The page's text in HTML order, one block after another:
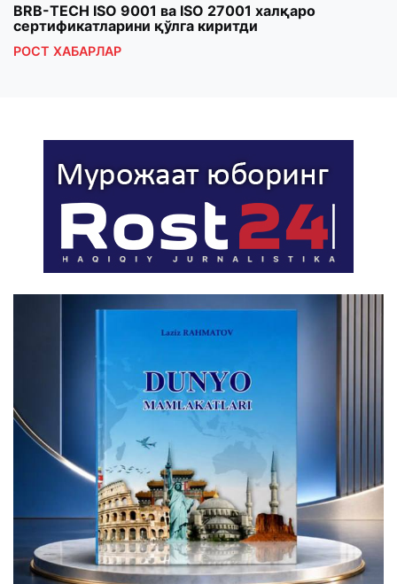
BRB-TECH ISO 9001 ва ISO 27001 халқаро
сертификатларини қўлга киритди
РОСТ ХАБАРЛАР